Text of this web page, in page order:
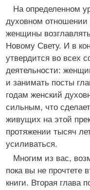
На определенном
духовном отношении
женщины
Новому Свету. И в
утвердится во всех
деятельности:
и занимать посты
годам женский
сильным, что
живущих на этой
протяжении тысяч
усиливаться.
Многим из вас,
пока вы не прочтете
книги. Вторая глава